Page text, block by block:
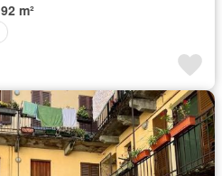
92 m²